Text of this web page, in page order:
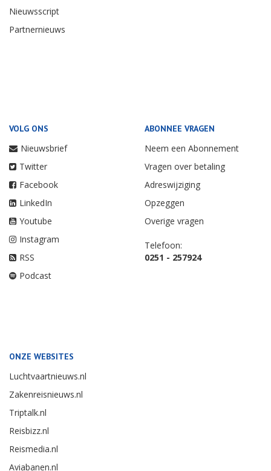
Nieuwsscript
Partnernieuws
VOLG ONS
Nieuwsbrief
Twitter
Facebook
LinkedIn
Youtube
Instagram
RSS
Podcast
ABONNEE VRAGEN
Neem een Abonnement
Vragen over betaling
Adreswijziging
Opzeggen
Overige vragen
Telefoon:
0251 - 257924
ONZE WEBSITES
Luchtvaartnieuws.nl
Zakenreisnieuws.nl
Triptalk.nl
Reisbizz.nl
Reismedia.nl
Aviabanen.nl